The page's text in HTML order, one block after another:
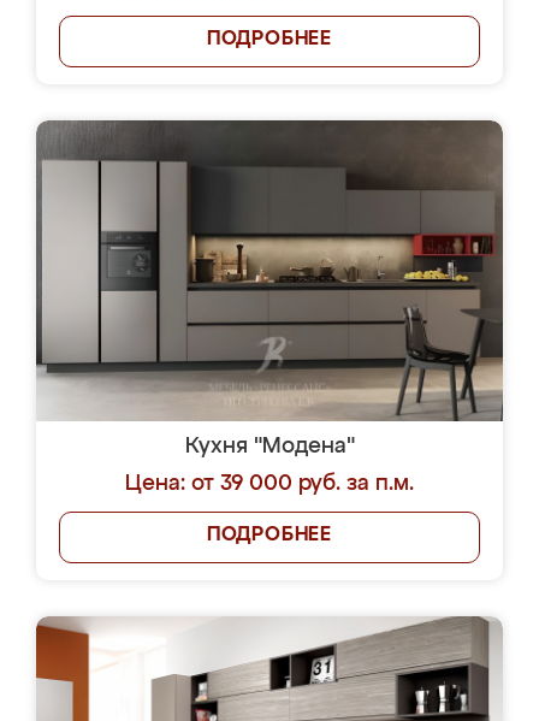
ПОДРОБНЕЕ
Кухня "Модена"
Цена: от 39 000 руб. за п.м.
ПОДРОБНЕЕ